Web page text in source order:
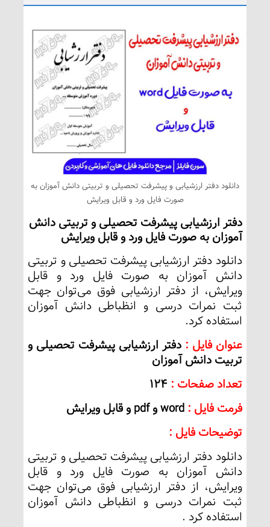
دانلود دفتر ارزشیابی و پیشرفت تحصیلی و تربیتی دانش آموزان به
صورت فایل ورد و قابل ویرایش
دفتر ارزشیابی پیشرفت تحصیلی و تربیتی دانش
آموزان به صورت فایل ورد و قابل ویرایش
دانلود دفتر ارزشیابی پیشرفت تحصیلی و تربیتی
دانش آموزان به صورت فایل ورد و قابل
ویرایش، از دفتر ارزشیابی فوق می‌توان جهت
ثبت نمرات درسی و انظباطی دانش آموزان
استفاده کرد.
عنوان فایل : دفتر ارزشیابی پیشرفت تحصیلی و
تربیت دانش آموزان
تعداد صفحات :124
فرمت فایل :word و pdf و قابل ویرایش
توضیحات فایل :
دانلود دفتر ارزشیابی پیشرفت تحصیلی و تربیتی
دانش آموزان به صورت فایل ورد و قابل
ویرایش، از دفتر ارزشیابی فوق می‌توان جهت
ثبت نمرات درسی و انظباطی دانش آموزان
استفاده کرد .